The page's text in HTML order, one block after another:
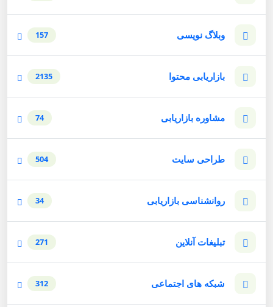
وبلاگ نویسی 157
بازاریابی محتوا 2135
مشاوره بازاریابی 74
طراحی سایت 504
روانشناسی بازاریابی 34
تبلیغات آنلاین 271
شبکه های اجتماعی 312